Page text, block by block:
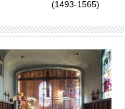
(1493-1565)